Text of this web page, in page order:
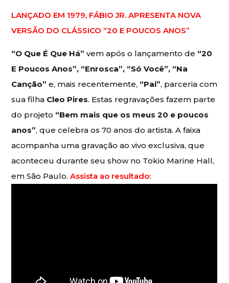
LANÇADO EM 1979, FÁBIO JR. APRESENTA NOVA
VERSÃO DO CLÁSSICO “20 E POUCOS ANOS”
“O Que É Que Há” vem após o lançamento de “20
E Poucos Anos”, “Enrosca”, “Só Você”, “Na
Canção” e, mais recentemente, “Pai”, parceria com
sua filha Cleo Pires. Estas regravações fazem parte
do projeto “Bem mais que os meus 20 e poucos
anos”, que celebra os 70 anos do artista. A faixa
acompanha uma gravação ao vivo exclusiva, que
aconteceu durante seu show no Tokio Marine Hall,
em São Paulo.Assista ao resultado: